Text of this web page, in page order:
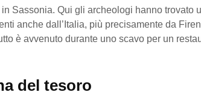
Sassonia. Qui gli archeologi hanno trovato
anche dall’Italia, più precisamente da
è avvenuto durante uno scavo per un
del tesoro